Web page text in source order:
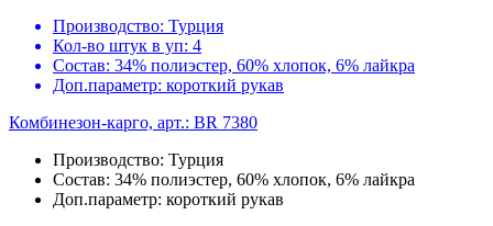
Производство: Турция
Кол-во штук в уп: 4
Состав: 34% полиэстер, 60% хлопок, 6% лайкра
Доп.параметр: короткий рукав
Комбинезон-карго, арт.: BR 7380
Производство: Турция
Состав: 34% полиэстер, 60% хлопок, 6% лайкра
Доп.параметр: короткий рукав